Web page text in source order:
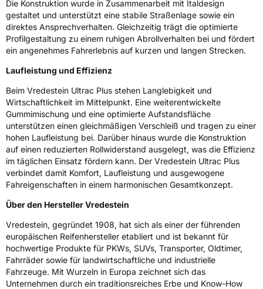
3PMSF / Schneeflockensymbol / Alpine-SymbolNein
EPREL ID2201347
Allgemeine Produktsicherheit (GPSR)
HerstellerkontaktApollo Tyres NL B.V., Ir. E.L.C. Schiffstraat
370 7547 RD Enschede Niederlande,
www.apollotyres.com
Die Konstruktion wurde in Zusammenarbeit mit Italdesign
gestaltet und unterstützt eine stabile Straßenlage sowie ein
direktes Ansprechverhalten. Gleichzeitig trägt die optimierte
Profilgestaltung zu einem ruhigen Abrollverhalten bei und fördert
ein angenehmes Fahrerlebnis auf kurzen und langen Strecken.
Laufleistung und Effizienz
Beim Vredestein Ultrac Plus stehen Langlebigkeit und
Wirtschaftlichkeit im Mittelpunkt. Eine weiterentwickelte
Gummimischung und eine optimierte Aufstandsfläche
unterstützen einen gleichmäßigen Verschleiß und tragen zu einer
hohen Laufleistung bei. Darüber hinaus wurde die Konstruktion
auf einen reduzierten Rollwiderstand ausgelegt, was die Effizienz
im täglichen Einsatz fördern kann. Der Vredestein Ultrac Plus
verbindet damit Komfort, Laufleistung und ausgewogene
Fahreigenschaften in einem harmonischen Gesamtkonzept.
Über den Hersteller Vredestein
Vredestein, gegründet 1908, hat sich als einer der führenden
europäischen Reifenhersteller etabliert und ist bekannt für
hochwertige Produkte für PKWs, SUVs, Transporter, Oldtimer,
Fahrräder sowie für landwirtschaftliche und industrielle
Fahrzeuge. Mit Wurzeln in Europa zeichnet sich das
Unternehmen durch ein traditionsreiches Erbe und Know-How